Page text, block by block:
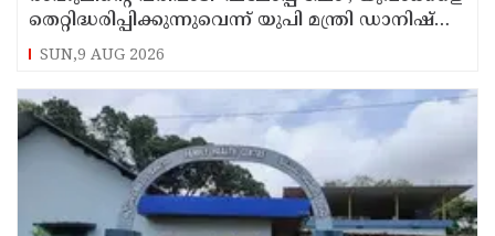
തെറ്റിദ്ധരിപ്പിക്കുന്നുവെന്ന് യുപി മന്ത്രി ഡാനിഷ്
അന്‍സാരി
SUN,9 AUG 2026